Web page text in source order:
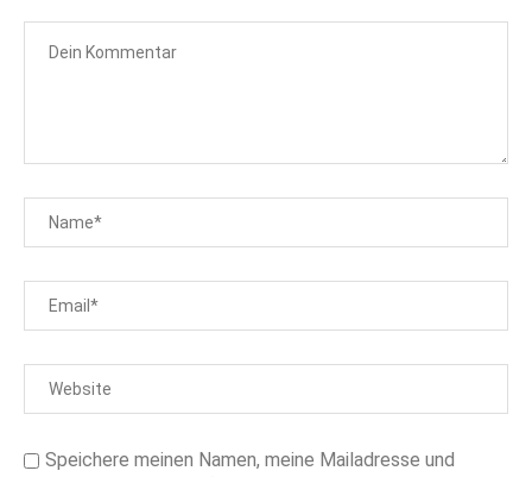
Speichere meinen Namen, meine Mailadresse und